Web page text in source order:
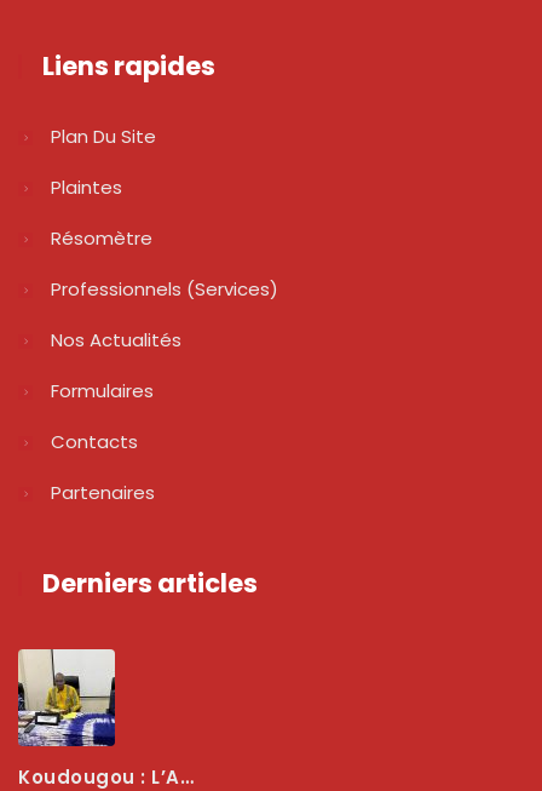
Liens rapides
Plan Du Site
Plaintes
Résomètre
Professionnels (services)
Nos Actualités
Formulaires
Contacts
Partenaires
Derniers articles
Koudougou : L’ARCEP Renforce Le Dialogue Avec Les Associations De Consommateurs Pour Mieux Protéger Les Usagers